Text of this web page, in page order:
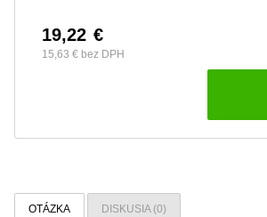
19,22 €
15,63 € bez DPH
OTÁZKA DISKUSIA (0)